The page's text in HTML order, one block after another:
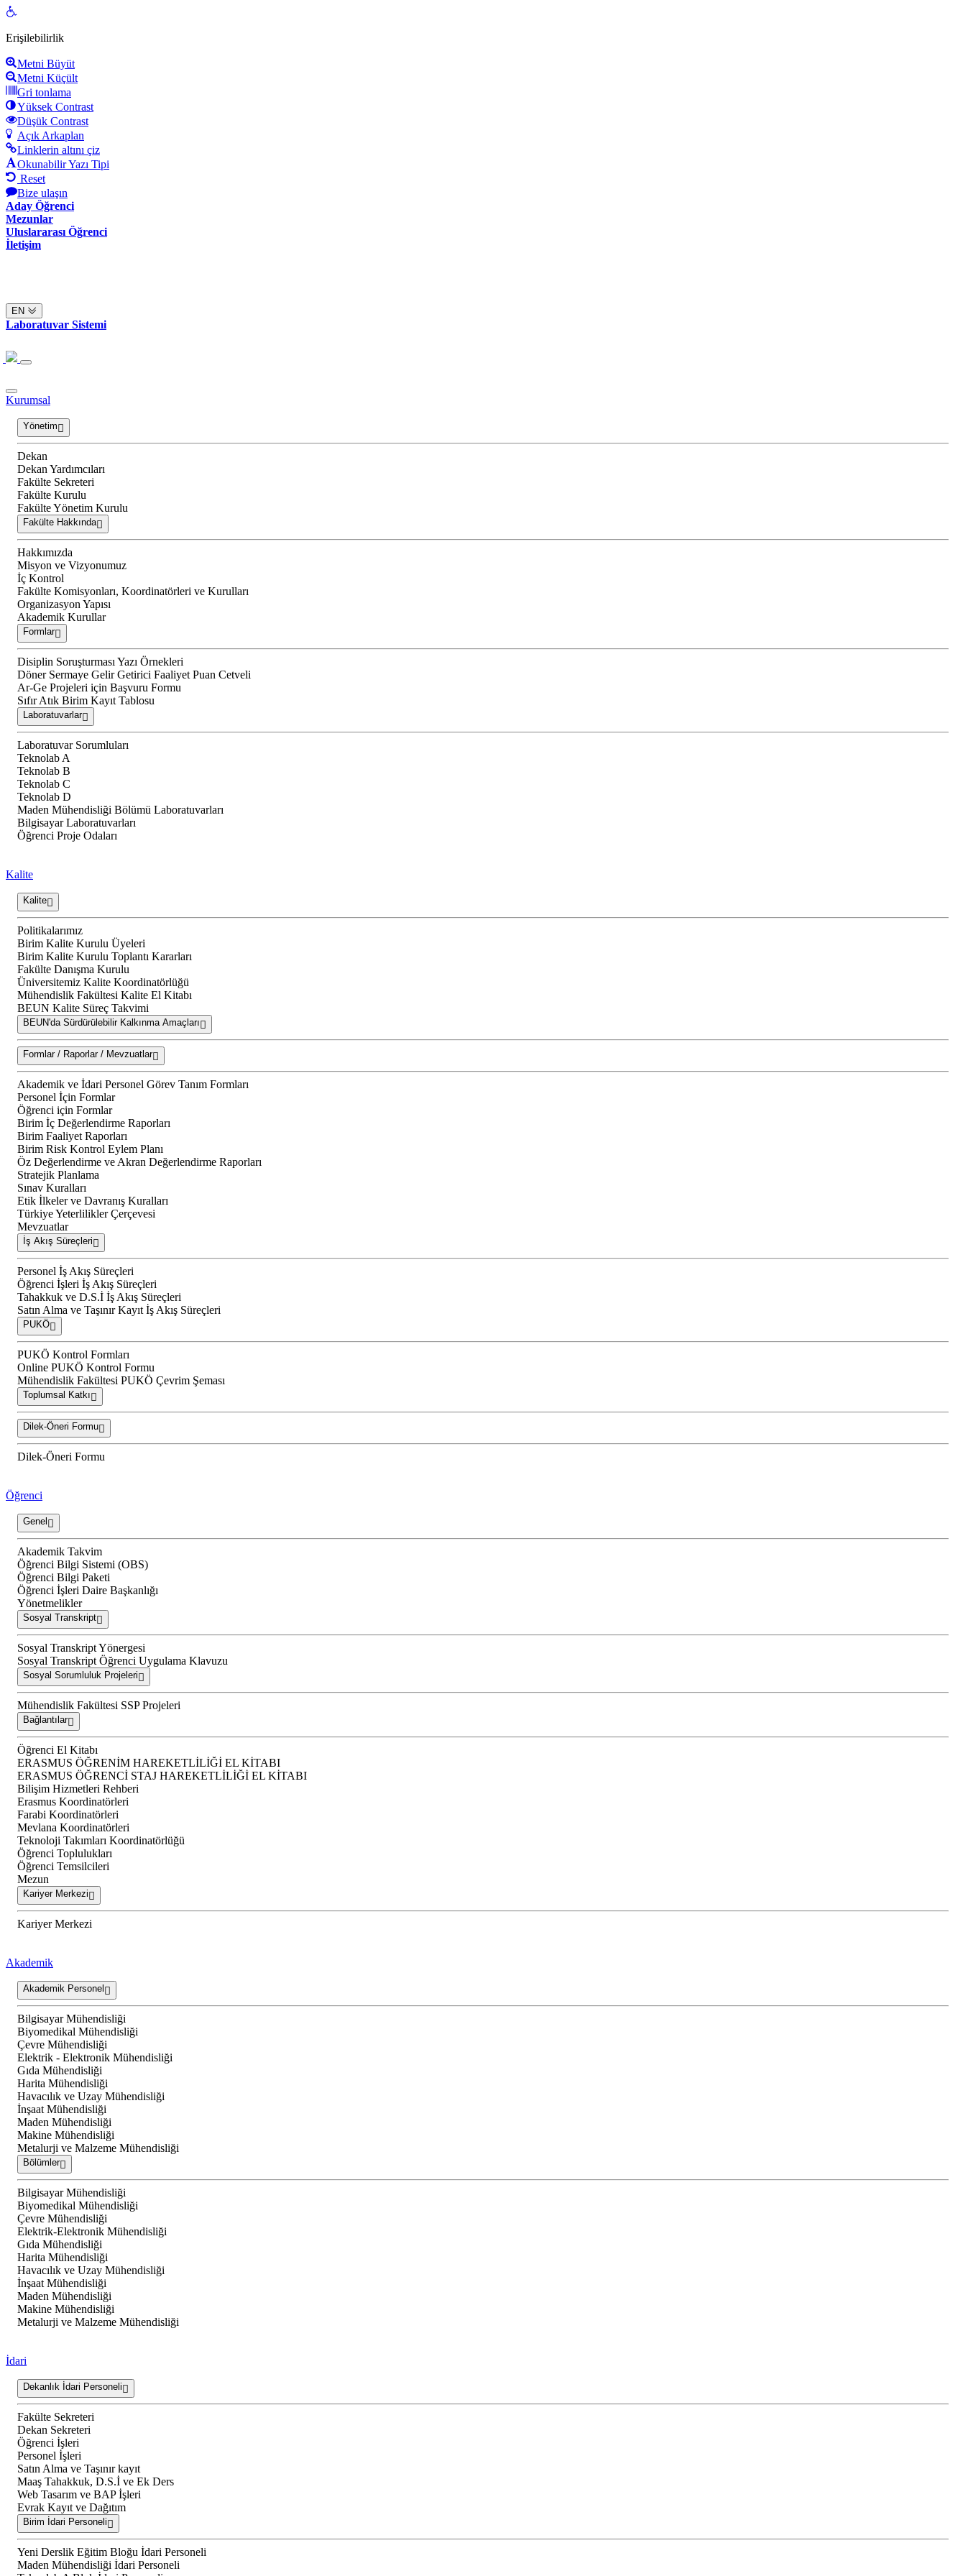
Open
Erişilebilirlik
Metni Büyüt
Metni Küçült
Gri tonlama
Yüksek Contrast
Düşük Contrast
Açık Arkaplan
Linklerin altını çiz
Okunabilir Yazı Tipi
Reset
Bize ulaşın
Aday Öğrenci
Mezunlar
Uluslararası Öğrenci
İletişim
EN
Laboratuvar Sistemi
Kurumsal
Yönetim
Dekan
Dekan Yardımcıları
Fakülte Sekreteri
Fakülte Kurulu
Fakülte Yönetim Kurulu
Fakülte Hakkında
Hakkımızda
Misyon ve Vizyonumuz
İç Kontrol
Fakülte Komisyonları, Koordinatörleri ve Kurulları
Organizasyon Yapısı
Akademik Kurullar
Formlar
Disiplin Soruşturması Yazı Örnekleri
Döner Sermaye Gelir Getirici Faaliyet Puan Cetveli
Ar-Ge Projeleri için Başvuru Formu
Sıfır Atık Birim Kayıt Tablosu
Laboratuvarlar
Laboratuvar Sorumluları
Teknolab A
Teknolab B
Teknolab C
Teknolab D
Maden Mühendisliği Bölümü Laboratuvarları
Bilgisayar Laboratuvarları
Öğrenci Proje Odaları
Kalite
Kalite
Politikalarımız
Birim Kalite Kurulu Üyeleri
Birim Kalite Kurulu Toplantı Kararları
Fakülte Danışma Kurulu
Üniversitemiz Kalite Koordinatörlüğü
Mühendislik Fakültesi Kalite El Kitabı
BEUN Kalite Süreç Takvimi
BEUN'da Sürdürülebilir Kalkınma Amaçları
Formlar / Raporlar / Mevzuatlar
Akademik ve İdari Personel Görev Tanım Formları
Personel İçin Formlar
Öğrenci için Formlar
Birim İç Değerlendirme Raporları
Birim Faaliyet Raporları
Birim Risk Kontrol Eylem Planı
Öz Değerlendirme ve Akran Değerlendirme Raporları
Stratejik Planlama
Sınav Kuralları
Etik İlkeler ve Davranış Kuralları
Türkiye Yeterlilikler Çerçevesi
Mevzuatlar
İş Akış Süreçleri
Personel İş Akış Süreçleri
Öğrenci İşleri İş Akış Süreçleri
Tahakkuk ve D.S.İ İş Akış Süreçleri
Satın Alma ve Taşınır Kayıt İş Akış Süreçleri
PUKÖ
PUKÖ Kontrol Formları
Online PUKÖ Kontrol Formu
Mühendislik Fakültesi PUKÖ Çevrim Şeması
Toplumsal Katkı
Dilek-Öneri Formu
Dilek-Öneri Formu
Öğrenci
Genel
Akademik Takvim
Öğrenci Bilgi Sistemi (OBS)
Öğrenci Bilgi Paketi
Öğrenci İşleri Daire Başkanlığı
Yönetmelikler
Sosyal Transkript
Sosyal Transkript Yönergesi
Sosyal Transkript Öğrenci Uygulama Klavuzu
Sosyal Sorumluluk Projeleri
Mühendislik Fakültesi SSP Projeleri
Bağlantılar
Öğrenci El Kitabı
ERASMUS ÖĞRENİM HAREKETLİLİĞİ EL KİTABI
ERASMUS ÖĞRENCİ STAJ HAREKETLİLİĞİ EL KİTABI
Bilişim Hizmetleri Rehberi
Erasmus Koordinatörleri
Farabi Koordinatörleri
Mevlana Koordinatörleri
Teknoloji Takımları Koordinatörlüğü
Öğrenci Toplulukları
Öğrenci Temsilcileri
Mezun
Kariyer Merkezi
Kariyer Merkezi
Akademik
Akademik Personel
Bilgisayar Mühendisliği
Biyomedikal Mühendisliği
Çevre Mühendisliği
Elektrik - Elektronik Mühendisliği
Gıda Mühendisliği
Harita Mühendisliği
Havacılık ve Uzay Mühendisliği
İnşaat Mühendisliği
Maden Mühendisliği
Makine Mühendisliği
Metalurji ve Malzeme Mühendisliği
Bölümler
Bilgisayar Mühendisliği
Biyomedikal Mühendisliği
Çevre Mühendisliği
Elektrik-Elektronik Mühendisliği
Gıda Mühendisliği
Harita Mühendisliği
Havacılık ve Uzay Mühendisliği
İnşaat Mühendisliği
Maden Mühendisliği
Makine Mühendisliği
Metalurji ve Malzeme Mühendisliği
İdari
Dekanlık İdari Personeli
Fakülte Sekreteri
Dekan Sekreteri
Öğrenci İşleri
Personel İşleri
Satın Alma ve Taşınır kayıt
Maaş Tahakkuk, D.S.İ ve Ek Ders
Web Tasarım ve BAP İşleri
Evrak Kayıt ve Dağıtım
Birim İdari Personeli
Yeni Derslik Eğitim Bloğu İdari Personeli
Maden Mühendisliği İdari Personeli